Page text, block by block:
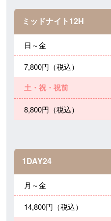
ミッドナイト12H
日～金
7,800円（税込）
土・祝・祝前
8,800円（税込）
1DAY24
月～金
14,800円（税込）